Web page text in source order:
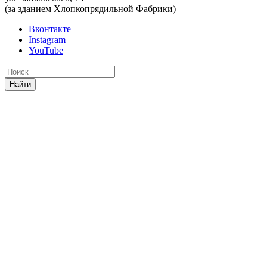
(за зданием Хлопкопрядильной Фабрики)
Вконтакте
Instagram
YouTube
Найти